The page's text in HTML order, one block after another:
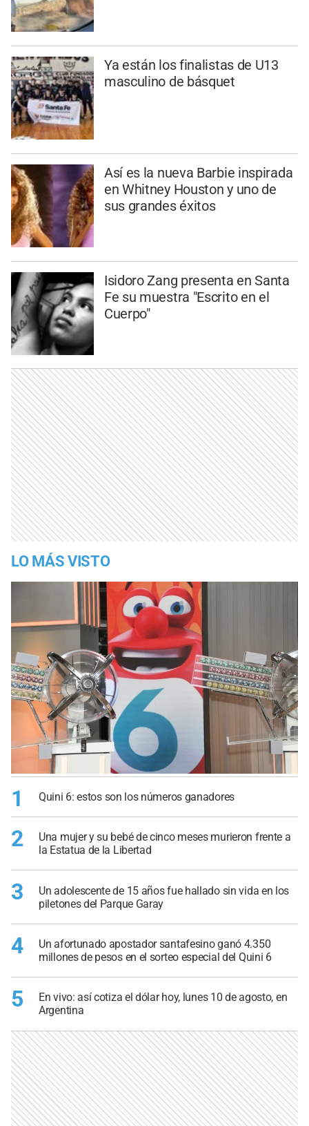
Ya están los finalistas de U13
masculino de básquet
Así es la nueva Barbie inspirada
en Whitney Houston y uno de
sus grandes éxitos
Isidoro Zang presenta en Santa
Fe su muestra "Escrito en el
Cuerpo"
LO MÁS VISTO
1 Quini 6: estos son los números ganadores
2
Una mujer y su bebé de cinco meses murieron frente a
la Estatua de la Libertad
3
Un adolescente de 15 años fue hallado sin vida en los
piletones del Parque Garay
4
Un afortunado apostador santafesino ganó 4.350
millones de pesos en el sorteo especial del Quini 6
5
En vivo: así cotiza el dólar hoy, lunes 10 de agosto, en
Argentina